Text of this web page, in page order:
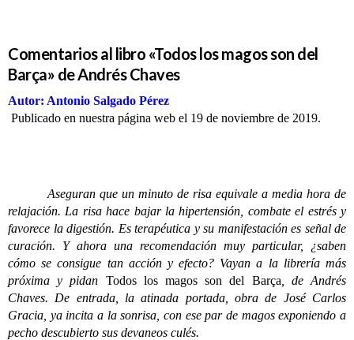
Comentarios al libro «Todos los magos son del
Barça» de Andrés Chaves
Autor: Antonio Salgado Pérez
Publicado en nuestra página web el 19 de noviembre de 2019.
Aseguran que un minuto de risa equivale a media hora de
relajación. La risa hace bajar la hipertensión, combate el estrés y
favorece la digestión. Es terapéutica y su manifestación es señal de
curación. Y ahora una recomendación muy particular, ¿saben
cómo se consigue tan acción y efecto? Vayan a la librería más
próxima y pidan Todos los magos son del Barça , de Andrés
Chaves. De entrada, la atinada portada, obra de José Carlos
Gracia, ya incita a la sonrisa, con ese par de magos exponiendo a
pecho descubierto sus devaneos culés.